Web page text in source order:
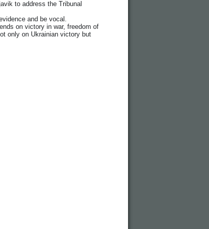
to address the Tribunal
and be vocal.
on victory in war, freedom of
only on Ukrainian victory but